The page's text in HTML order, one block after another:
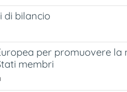
di bilancio
per promuovere
membri